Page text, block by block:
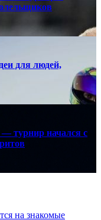
для людей,
турнир начался с
на знакомые